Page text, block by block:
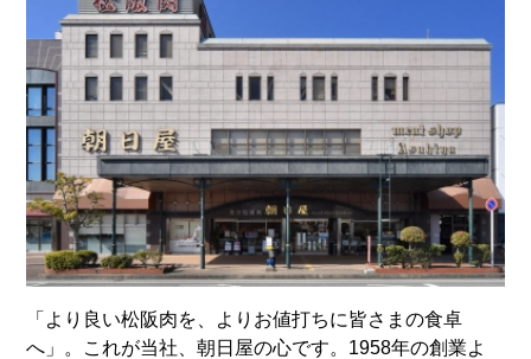
「より良い松阪肉を、よりお値打ちに皆さまの食卓
へ」。これが当社、朝日屋の心です。1958年の創業よ